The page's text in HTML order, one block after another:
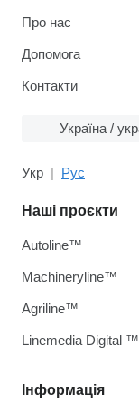
Про нас
Допомога
Контакти
Україна /
Укр Рус
Інформація
Наші проєкти
Autoline™
Machineryline™
Agriline™
Linemedia Digital ™